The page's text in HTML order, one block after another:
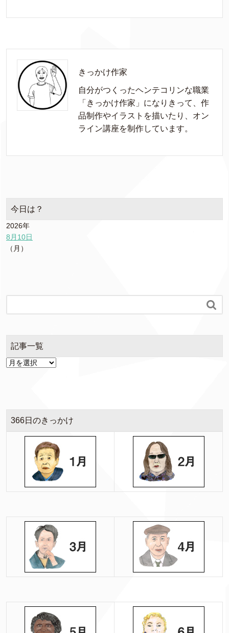
きっかけ作家
自分がつくったヘンテコリンな職業
「きっかけ作家」になりきって、作
品制作やイラストを描いたり、オン
ライン講座を制作しています。
今日は？
2026年
8月10日
（月）

記事一覧
366日のきっかけ